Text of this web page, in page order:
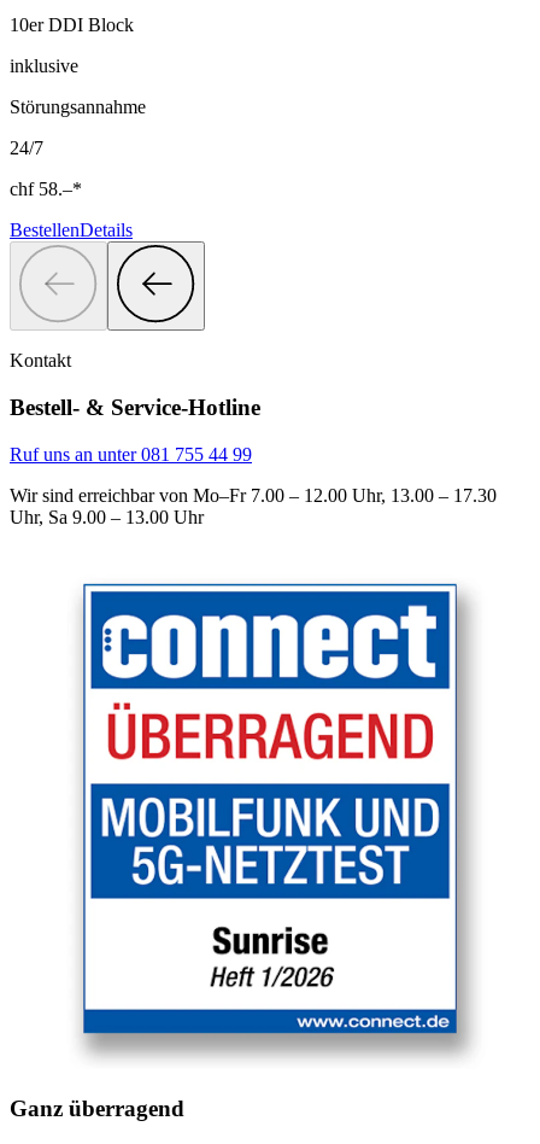
10er DDI Block
inklusive
Störungsannahme
24/7
chf 58.–*
BestellenDetails
Kontakt
Bestell- & Service-Hotline
Ruf uns an unter081 755 44 99
Wir sind erreichbar von Mo–Fr 7.00 – 12.00 Uhr, 13.00 – 17.30
Uhr, Sa 9.00 – 13.00 Uhr
Ganz überragend